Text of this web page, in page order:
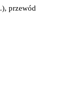
przewód